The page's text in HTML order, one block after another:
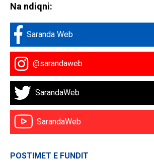
Na ndiqni:
Saranda Web
@sarandaweb
SarandaWeb
SarandaWeb
POSTIMET E FUNDIT